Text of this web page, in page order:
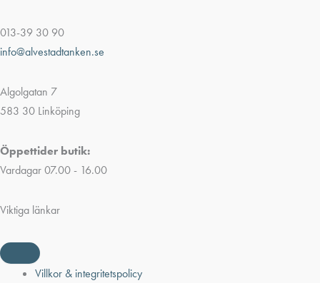
013-39 30 90
info@alvestadtanken.se
Algolgatan 7
583 30 Linköping
Öppettider butik:
Vardagar 07.00 - 16.00
Viktiga länkar
Villkor & integritetspolicy